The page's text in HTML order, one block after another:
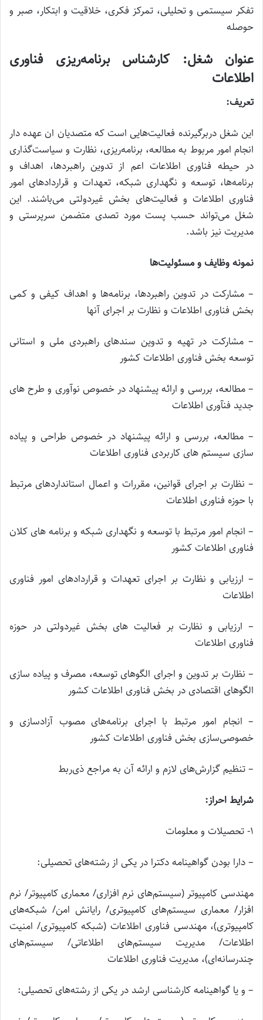
تفکر سیستمی و تحلیلی، تمرکز فکری، خلاقیت و ابتکار، صبر و
حوصله
عنوان شغل: کارشناس برنامه‌ریزی فناوری
اطلاعات
تعریف:
این شغل دربرگیرنده فعالیت‌هایی است که متصدیان ان عهده دار
انجام امور مربوط به مطالعه، برنامه‌ریزی، نظارت و سیاست‌گذاری
در حیطه فناوری اطلاعات اعم از تدوین راهبردها، اهداف و
برنامه‌ها، توسعه و نگهداری شبکه، تعهدات و قراردادهای امور
فناوری اطلاعات و فعالیت‌های بخش غیردولتی می‌باشند. این
شغل می‌تواند حسب پست مورد تصدی متضمن سرپرستی و
مدیریت نیز باشد.
نمونه وظایف و مسئولیت‌ها
– مشارکت در تدوین راهبردها، برنامه‌ها و اهداف کیفی و کمی
بخش فناوری اطلاعات و نظارت بر اجرای آنها
– مشارکت در تهیه و تدوین سندهای راهبردی ملی و استانی
توسعه بخش فناوری اطلاعات کشور
– مطالعه، بررسی و ارائه پیشنهاد در خصوص نوآوری و طرح های
جدید فنآوری اطلاعات
– مطالعه، بررسی و ارائه پیشنهاد در خصوص طراحی و پیاده
سازی سیستم های کاربردی فناوری اطلاعات
– نظارت بر اجرای قوانین، مقررات و اعمال استانداردهای مرتبط
با حوزه فناوری اطلاعات
– انجام امور مرتبط با توسعه و نگهداری شبکه و برنامه های کلان
فناوری اطلاعات کشور
– ارزیابی و نظارت بر اجرای تعهدات و قراردادهای امور فناوری
اطلاعات
– ارزیابی و نظارت بر فعالیت های بخش غیردولتی در حوزه
فناوری اطلاعات
– نظارت بر تدوین و اجرای الگوهای توسعه، مصرف و پیاده سازی
الگوهای اقتصادی در بخش فناوری اطلاعات کشور
– انجام امور مرتبط با اجرای برنامه‌های مصوب آزادسازی و
خصوصی‌سازی بخش فناوری اطلاعات کشور
– تنظیم گزارش‌های لازم و ارائه آن به مراجع ذی‌ربط
شرایط احراز:
۱- تحصیلات و معلومات
– دارا بودن گواهینامه دکترا در یکی از رشته‌های تحصیلی:
مهندسی کامپیوتر (سیستم‌های نرم افزاری/ معماری کامپیوتر/ نرم
افزار/ معماری سیستم‌های کامپیوتری/ رایانش امن/ شبکه‌های
کامپیوتری)، مهندسی فناوری اطلاعات (شبکه کامپیوتری/ امنیت
اطلاعات/ مدیریت سیستم‌های اطلاعاتی/ سیستم‌های
چندرسانه‌ای)، مدیریت فناوری اطلاعات
– و یا گواهینامه کارشناسی ارشد در یکی از رشته‌های تحصیلی: